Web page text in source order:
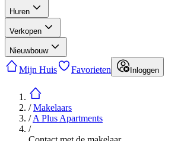
Huren
Verkopen
Nieuwbouw
Mijn Huis Favorieten Inloggen
/Makelaars
/A Plus Apartments
/